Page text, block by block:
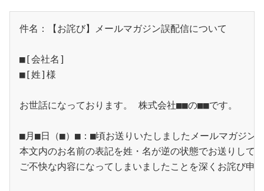
件名：【お詫び】メールマガジン誤配信について
■[会社名]
■[姓]様
お世話になっております。 株式会社■■の■■です。
■月■日（■）■：■頃お送りいたしましたメールマガジン
本文内のお名前の表記を姓・名が逆の状態でお送りして
ご不快な内容になってしまいましたことを深くお詫び申